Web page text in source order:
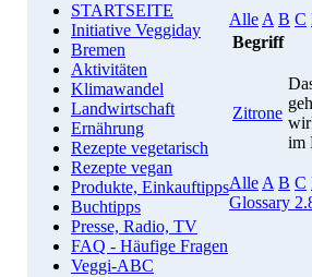
STARTSEITE
Initiative Veggiday
Bremen
Aktivitäten
Klimawandel
Landwirtschaft
Ernährung
Rezepte vegetarisch
Rezepte vegan
Produkte, Einkauftipps
Buchtipps
Presse, Radio, TV
FAQ - Häufige Fragen
Veggi-ABC
Alle A B C
Begriff
Zitrone
im
Alle A B C
Glossary